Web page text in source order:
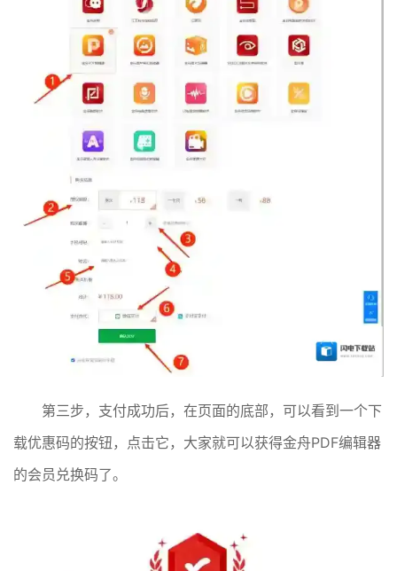
第三步，支付成功后，在页面的底部，可以看到一个下
载优惠码的按钮，点击它，大家就可以获得金舟PDF编辑器
的会员兑换码了。